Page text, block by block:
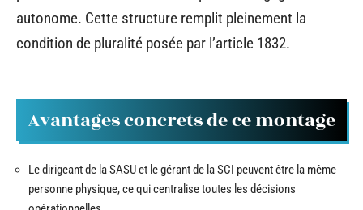
autonome. Cette structure remplit pleinement la
condition de pluralité posée par l’article 1832.
Avantages concrets de ce montage
Le dirigeant de la SASU et le gérant de la SCI peuvent être la même
personne physique, ce qui centralise toutes les décisions